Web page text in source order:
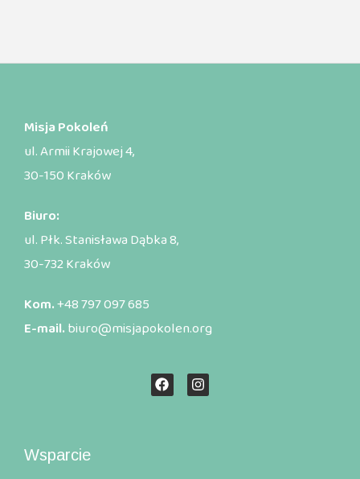
Misja Pokoleń
ul. Armii Krajowej 4,
30-150 Kraków
Biuro:
ul. Płk. Stanisława Dąbka 8,
30-732 Kraków
Kom.+48 797 097 685
E-mail.biuro@misjapokolen.org
Wsparcie